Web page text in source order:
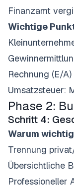
Finanzamt
Wichtige
Rechnung (E/A)
Umsatzsteuer:
Phase 2:
Schritt 4:
Warum
Trennung
Übersichtliche
Professioneller